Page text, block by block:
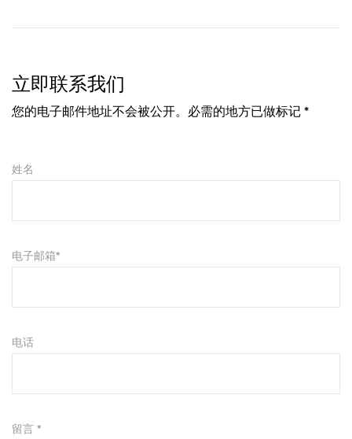
立即联系我们
您的电子邮件地址不会被公开。必需的地方已做标记 *
姓名
电子邮箱*
电话
留言 *